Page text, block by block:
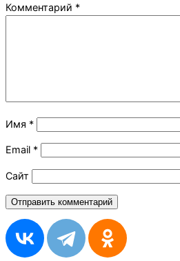
Комментарий *
Имя *
Email *
Сайт